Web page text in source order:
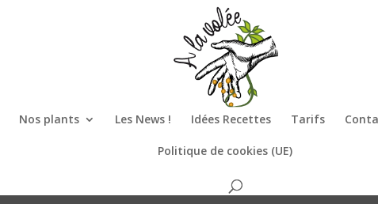
Nos plants Les News ! Idées Recettes Tarifs
Politique de cookies (UE)